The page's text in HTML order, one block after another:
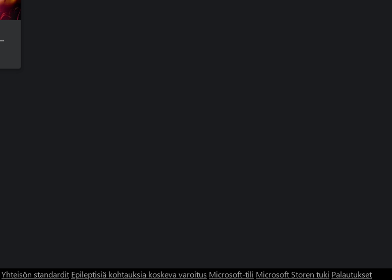
Yhteisön standardit Epileptisiä kohtauksia koskeva varoitus Microsoft-tili Microsoft Storen tuki Palautukset